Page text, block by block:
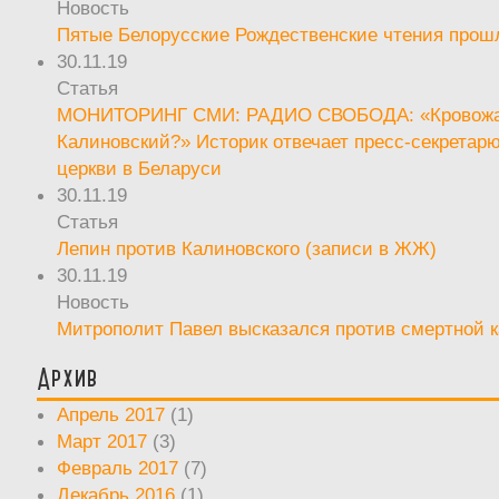
Новость
Пятые Белорусские Рождественские чтения
30.11.19
Статья
МОНИТОРИНГ СМИ: РАДИО СВОБОДА:
Калиновский?» Историк отвечает пресс-
церкви в Беларуси
30.11.19
Статья
Лепин против Калиновского (записи в ЖЖ)
30.11.19
Новость
Митрополит Павел высказался против смертной
Архив
Апрель 2017 (1)
Март 2017 (3)
Февраль 2017 (7)
Декабрь 2016 (1)